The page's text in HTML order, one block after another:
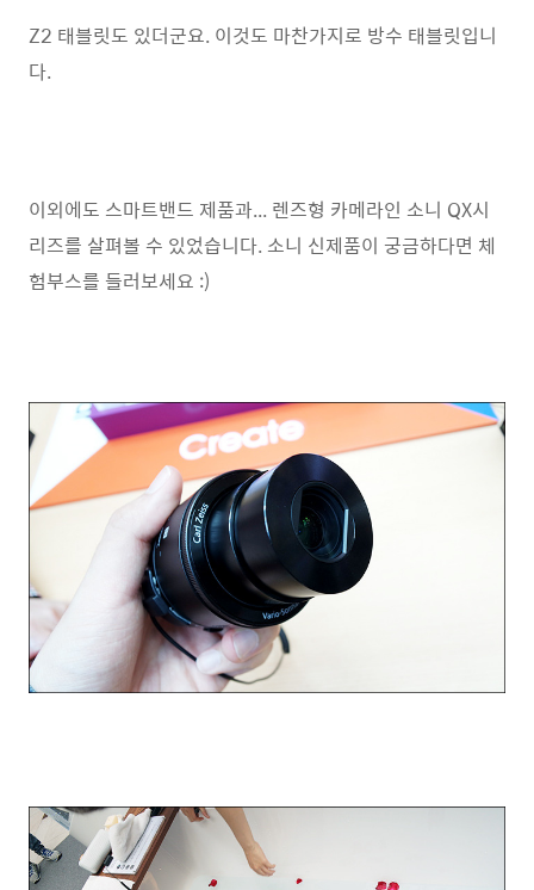
Z2 태블릿도 있더군요. 이것도 마찬가지로 방수 태블릿입니
다.
이외에도 스마트밴드 제품과... 렌즈형 카메라인 소니 QX시
리즈를 살펴볼 수 있었습니다. 소니 신제품이 궁금하다면 체
험부스를 들러보세요 :)